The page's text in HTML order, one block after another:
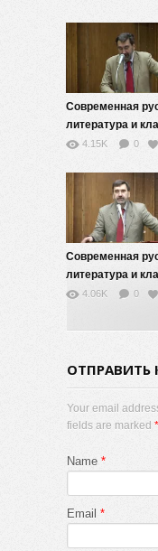
реализм) — 13
Современная
литература и
XX века
реализм) — 11
4.15K 0
Современная
литература и
XX века
реализм) — 9
4.06K 0
Your email
fields are marked *
Name *
Email *